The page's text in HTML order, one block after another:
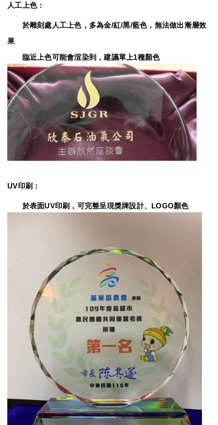
人工上色：
於雕刻處人工上色，多為金/紅/黑/藍色，無法做出漸層效
果
臨近上色可能會渲染到，建議單上1種顏色
UV印刷：
於表面UV印刷，可完整呈現獎牌設計、LOGO顏色